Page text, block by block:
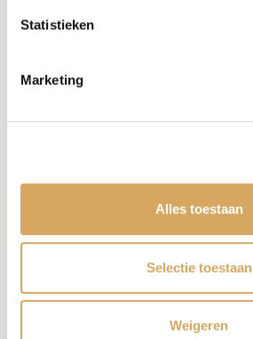
Statistieken
Marketing
Alles toestaan
Selectie toestaan
Weigeren
Privacy Policy
Log in
Opening hours
Gesloten